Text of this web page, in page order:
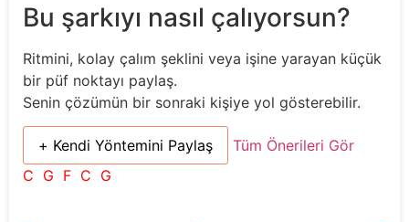
Bu şarkıyı nasıl çalıyorsun?
Ritmini, kolay çalım şeklini veya işine yarayan küçük
bir püf noktayı paylaş.
Senin çözümün bir sonraki kişiye yol gösterebilir.
+ Kendi Yöntemini Paylaş
Tüm Önerileri Gör
C G F C G